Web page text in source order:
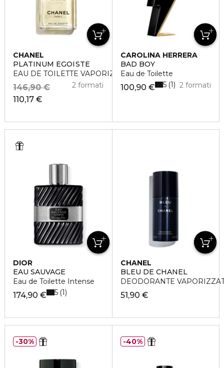
CHANEL
PLATINUM ÉGOÏSTE
EAU DE TOILETTE VAPORIZZATORE
110,17 €
146,90 € 2 formati
CAROLINA HERRERA
BAD BOY
Eau de Toilette
100,90 € 2 formati
5 1
DIOR
EAU SAUVAGE
Eau de Toilette Intense
174,90 € 5 1
CHANEL
BLEU DE CHANEL
DEODORANTE
51,90 €
30% 40%